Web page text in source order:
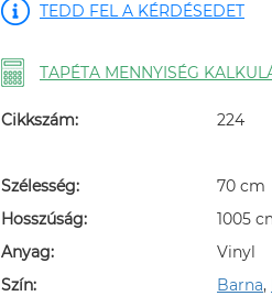
TEDD FEL A KÉRDÉSEDET
TAPÉTA MENNYISÉG
Cikkszám: 224
Szélesség:
70 cm
Hosszúság:
1005
Anyag:
Vinyl
Szín:
Barna,